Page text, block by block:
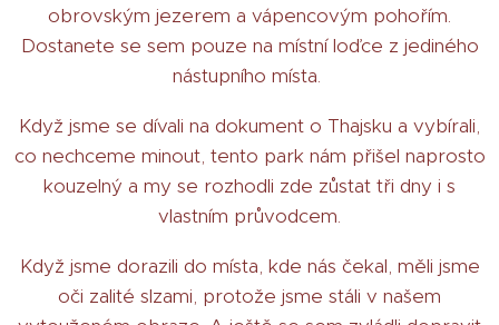
obrovským jezerem a vápencovým pohořím.
Dostanete se sem pouze na místní loďce z jediného
nástupního místa.
Když jsme se dívali na dokument o Thajsku a vybírali,
co nechceme minout, tento park nám přišel naprosto
kouzelný a my se rozhodli zde zůstat tři dny i s
vlastním průvodcem.
Když jsme dorazili do místa, kde nás čekal, měli jsme
oči zalité slzami, protože jsme stáli v našem